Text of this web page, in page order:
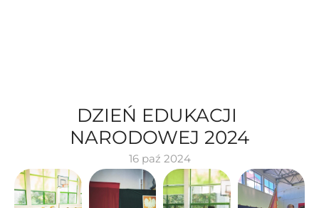
DZIEŃ EDUKACJI
NARODOWEJ 2024
16 paź 2024